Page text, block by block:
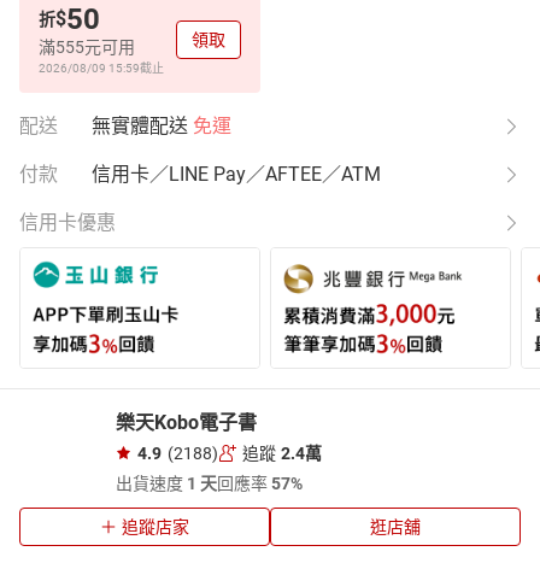
折$50
滿555元可用
2026/08/09 15:59截止
領取
配送 無實體配送 免運
付款 信用卡／LINE Pay／AFTEE／ATM
信用卡優惠
樂天Kobo電子書
4.9 (2188) 追蹤 2.4萬
出貨速度 1 天回應率57%
追蹤店家 逛店舖